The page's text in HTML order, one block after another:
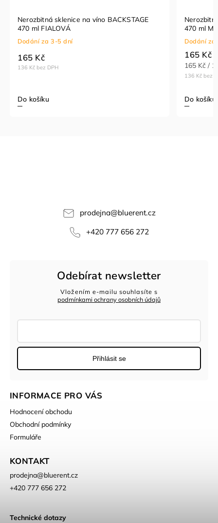
Nerozbitná sklenice na víno BACKSTAGE
470 ml FIALOVÁ
Dodání za 3-5 dní
136 Kč bez DPH
165 Kč
Do košíku
470 ml
Dodání
136 Kč bez
165 Kč
165 Kč / 1
Do košíku
prodejna@bluerent.cz
+420 777 656 272
Odebírat newsletter
Vložením e-mailu souhlasíte s
podmínkami ochrany osobních údajů
Přihlásit se
INFORMACE PRO VÁS
Hodnocení obchodu
Obchodní podmínky
Formuláře
KONTAKT
prodejna@bluerent.cz
+420 777 656 272
Technické dotazy